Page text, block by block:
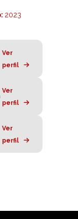
2023
Ver
perfil
Ver
perfil
Ver
perfil